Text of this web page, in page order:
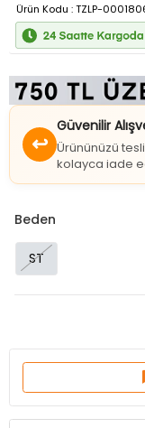
Ürün Kodu : TZLP-
↩
Güvenilir
Ürününüzü
kolayca iade
Beden
ST